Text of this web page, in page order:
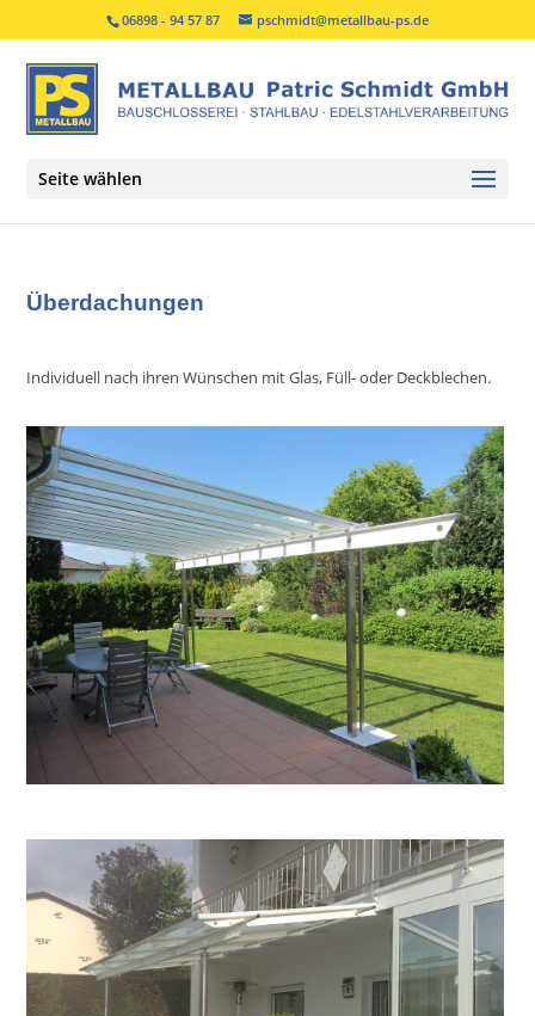
06898 - 94 57 87 pschmidt@metallbau-ps.de
Seite wählen
Überdachungen
Individuell nach ihren Wünschen mit Glas, Füll- oder Deckblechen.